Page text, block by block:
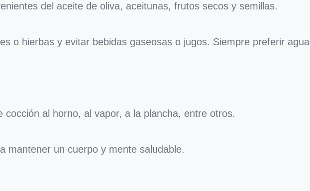
del aceite de oliva, aceitunas, frutos secos y semillas.
o hierbas y evitar bebidas gaseosas o jugos. Siempre preferir agua
al horno, al vapor, a la plancha, entre otros.
mantener un cuerpo y mente saludable.